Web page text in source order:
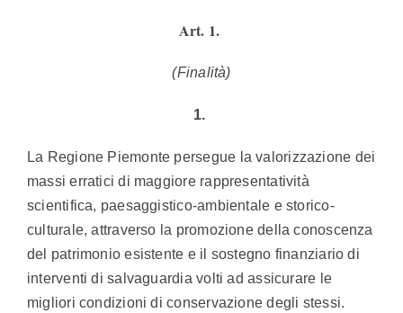
Art. 1.
(Finalità)
1.
La Regione Piemonte persegue la valorizzazione dei
massi erratici di maggiore rappresentatività
scientifica, paesaggistico-ambientale e storico-
culturale, attraverso la promozione della conoscenza
del patrimonio esistente e il sostegno finanziario di
interventi di salvaguardia volti ad assicurare le
migliori condizioni di conservazione degli stessi.